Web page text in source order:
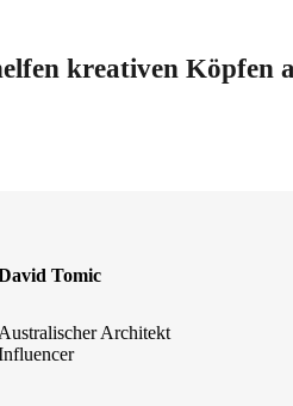
kreativen Köpfen
Tomic
Australischer Architekt